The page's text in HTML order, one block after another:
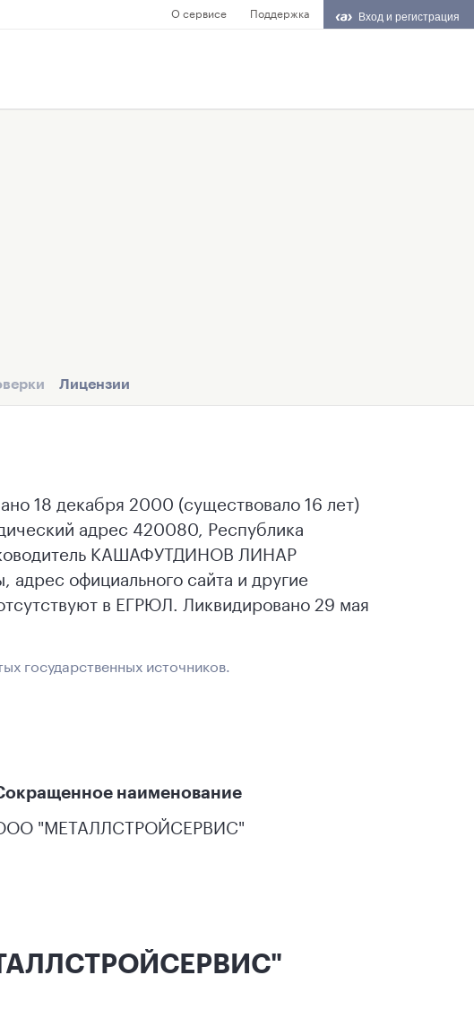
О сервисе Поддержка Вход и регистрация
Лицензии
18 декабря 2000 (существовало 16 лет)
адрес 420080, Республика
КАШАФУТДИНОВ ЛИНАР
официального сайта и другие
в ЕГРЮЛ. Ликвидировано 29 мая
государственных источников.
наименование
"МЕТАЛЛСТРОЙСЕРВИС"